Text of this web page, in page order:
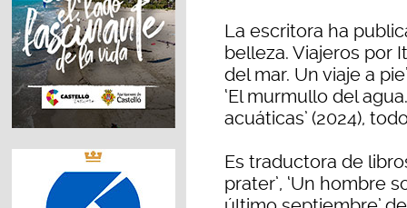
La escritora ha
belleza. Viajeros por
del mar. Un viaje a
‘El murmullo del
acuáticas’ (2024),
Es traductora de
prater’, ‘Un hombre